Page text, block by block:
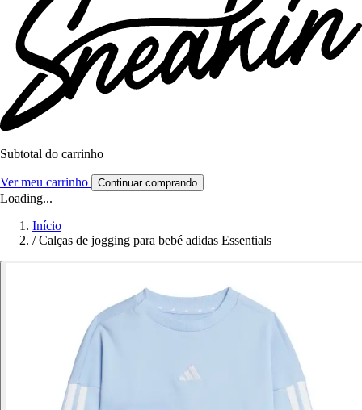
Subtotal do carrinho
Ver meu carrinho Continuar comprando
Loading...
Início
/ Calças de jogging para bebé adidas Essentials